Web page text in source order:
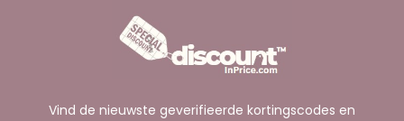
Vind de nieuwste geverifieerde kortingscodes en